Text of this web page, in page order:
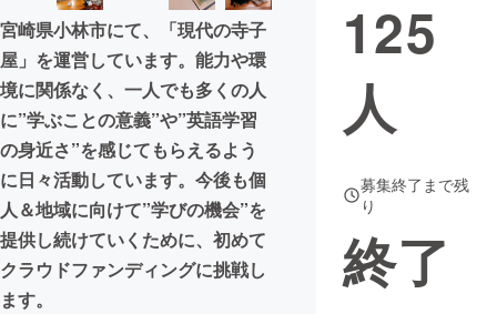
宮崎県小林市にて、「現代の寺子
屋」を運営しています。能力や環
境に関係なく、一人でも多くの人
に”学ぶことの意義”や”英語学習
の身近さ”を感じてもらえるよう
に日々活動しています。今後も個
人＆地域に向けて”学びの機会”を
提供し続けていくために、初めて
クラウドファンディングに挑戦し
ます。
125
人
募集終了まで残
り
終了